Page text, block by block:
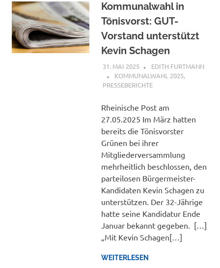
Kommunalwahl in
Tönisvorst: GUT-
Vorstand unterstützt
Kevin Schagen
31. MAI 2025
EDITH FURTMANN
KOMMUNALWAHL 2025,
PRESSEBERICHTE
Rheinische Post am
27.05.2025 Im März hatten
bereits die Tönisvorster
Grünen bei ihrer
Mitgliederversammlung
mehrheitlich beschlossen, den
parteilosen Bürgermeister-
Kandidaten Kevin Schagen zu
unterstützen. Der 32-Jährige
hatte seine Kandidatur Ende
Januar bekannt gegeben. […]
„Mit Kevin Schagen[…]
WEITERLESEN